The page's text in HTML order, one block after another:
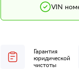
VIN
Гарантия
юридической
чистоты